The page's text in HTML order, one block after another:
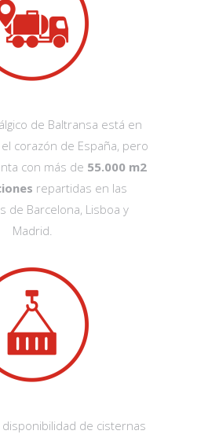
de Baltransa está en
corazón de España, pero
con más de 55.000 m2
repartidas en las
de Barcelona, Lisboa y
Madrid.
de cisternas